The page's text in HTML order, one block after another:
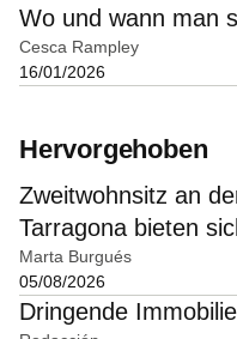
Wo und wann man
Cesca Rampley
16/01/2026
Hervorgehoben
Zweitwohnsitz an
Tarragona bieten
Marta Burgués
05/08/2026
Dringende